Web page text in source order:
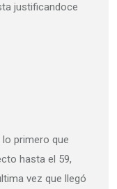
justificandoce
primero que
hasta el 59,
vez que llegó